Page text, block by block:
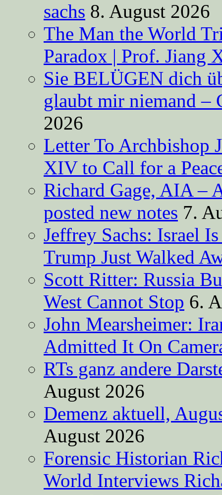
sachs 8. August 2026
The Man the World
Paradox | Prof. Jiang
Sie BELÜGEN dich
glaubt mir niemand –
2026
Letter To Archbishop
XIV to Call for a
Richard Gage, AIA –
posted new notes 7.
Jeffrey Sachs: Israel
Trump Just Walked
Scott Ritter: Russia
West Cannot Stop 6.
John Mearsheimer:
Admitted It On
RTs ganz andere
August 2026
Demenz aktuell,
August 2026
Forensic Historian
World Interviews